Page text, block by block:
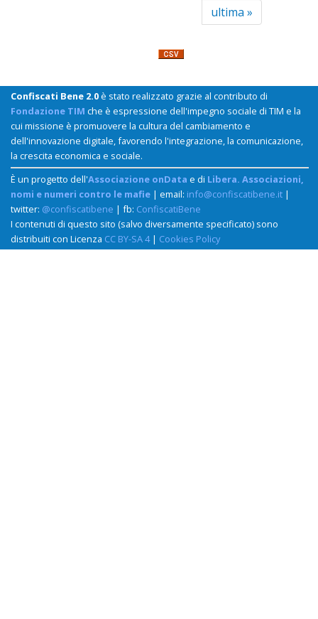
ultima »
Confiscati Bene 2.0è stato realizzato grazie al contributo di
Fondazione TIM che è espressione dell'impegno sociale di TIM e la
cui missione è promuovere la cultura del cambiamento e
dell'innovazione digitale, favorendo l'integrazione, la comunicazione,
la crescita economica e sociale.
È un progetto dell'Associazione onData e di Libera. Associazioni,
nomi e numeri contro le mafie | email: info@confiscatibene.it |
twitter: @confiscatibene | fb: ConfiscatiBene
I contenuti di questo sito (salvo diversamente specificato) sono
distribuiti con Licenza CC BY-SA 4| Cookies Policy